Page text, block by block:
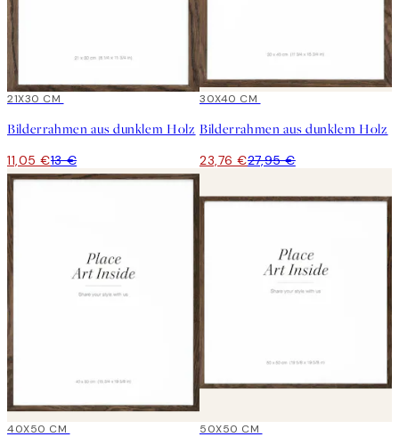
15%*
21X30 CM
Bilderrahmen aus dunklem Holz
11,05 €13 €
15%*
30X40 CM
Bilderrahmen aus dunklem Holz
23,76 €27,95 €
15%*
40X50 CM 15%*
50X50 CM